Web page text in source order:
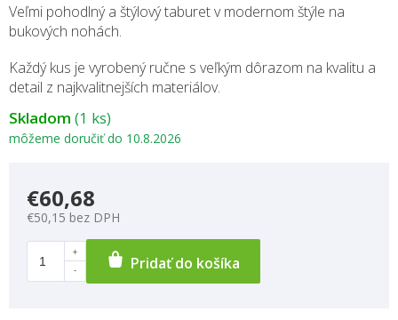
Skladom (1 ks)
môžeme doručiť do 10.8.2026
Veľmi pohodlný a štýlový taburet v modernom štýle na
bukových nohách.
Každý kus je vyrobený ručne s veľkým dôrazom na kvalitu a
detail z najkvalitnejších materiálov.
€60,68
€50,15 bez DPH
Pridať do košíka